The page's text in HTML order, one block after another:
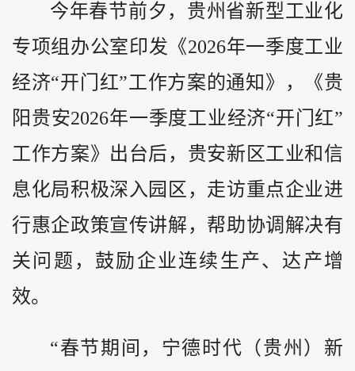
今年春节前夕，贵州省新型工业化
专项组办公室印发《2026年一季度工业
经济“开门红”工作方案的通知》，《贵
阳贵安2026年一季度工业经济“开门红”
工作方案》出台后，贵安新区工业和信
息化局积极深入园区，走访重点企业进
行惠企政策宣传讲解，帮助协调解决有
关问题，鼓励企业连续生产、达产增
效。
“春节期间，宁德时代（贵州）新